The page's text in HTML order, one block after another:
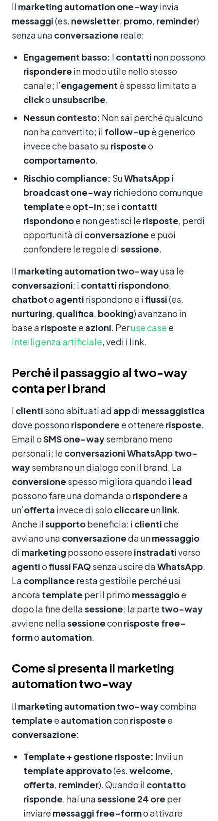
Il marketing automation one-wayinvia
messaggi(es. newsletter, promo, reminder)
senza una conversazione reale:
Engagement basso: I contatti non possono
rispondere in modo utile nello stesso
canale; l’engagement è spesso limitato a
clicko unsubscribe.
Nessun contesto: Non sai perché qualcuno
non ha convertito; il follow-upè generico
invece che basato su risposteo
comportamento.
Rischio compliance: SuWhatsAppi
broadcast one-wayrichiedono comunque
template e opt-in; se i contatti
rispondonoe non gestisci le risposte, perdi
opportunità di conversazione e puoi
confondere le regole disessione.
Il marketing automation two-wayusa le
conversazioni: i contatti rispondono,
chatboto agenti rispondono e iflussi(es.
nurturing, qualifica, booking) avanzano in
base a risposte e azioni. Peruse case e
intelligenza artificiale, vedi i link.
Perché il passaggio al two-way
conta per i brand
I clienti sono abituati ad appdi messaggistica
dove possono rispondere e ottenere risposte.
Email oSMSone-waysembrano meno
personali; le conversazioniWhatsApptwo-
waysembrano un dialogo con il brand. La
conversione spesso migliora quando i lead
possono fare una domanda o risponderea
un’offerta invece di solo cliccareunlink.
Anche ilsupportobeneficia: i clientiche
avviano una conversazioneda unmessaggio
di marketing possono essere instradativerso
agentioflussi FAQ senza uscire daWhatsApp.
La compliance resta gestibile perché usi
ancora template per il primo messaggioe
dopo la fine dellasessione; la parte two-way
avviene nellasessioneconrisposte free-
formo automation.
Come si presenta il marketing
automation two-way
Il marketing automation two-waycombina
template e automationconrisposte e
conversazione:
Template + gestione risposte: Invii un
template approvato(es.welcome,
offerta, reminder). Quando il contatto
risponde, hai unasessione 24 ore per
inviare messaggi free-formo attivare